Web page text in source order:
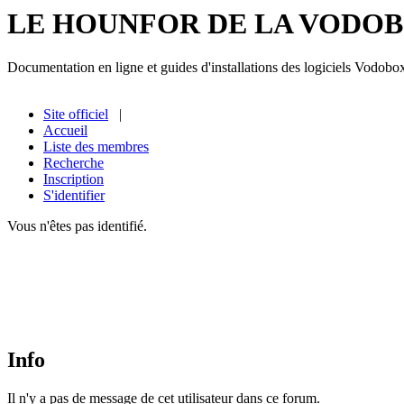
LE HOUNFOR DE LA
Documentation en ligne et guides d'installations des logiciels
Site officiel |
Accueil
Liste des membres
Recherche
Inscription
S'identifier
Vous n'êtes pas identifié.
Info
Il n'y a pas de message de cet utilisateur dans ce forum.